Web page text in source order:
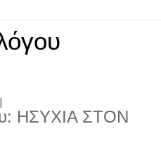
ΗΣΥΧΙΑ ΣΤΟΝ